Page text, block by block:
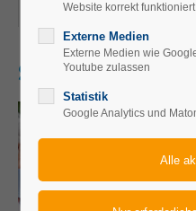
Anmelden
Register|Lost your
Lorem ipsum dolor sit
ORT: KKV HANSA
SINGEN MIT
Website korrekt funktioniert
Externe Medien
Externe Medien wie
Youtube zulassen
Statistik
Google Analytics und